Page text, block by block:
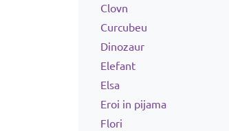
Clovn
Curcubeu
Dinozaur
Elefant
Elsa
Eroi in pijama
Flori